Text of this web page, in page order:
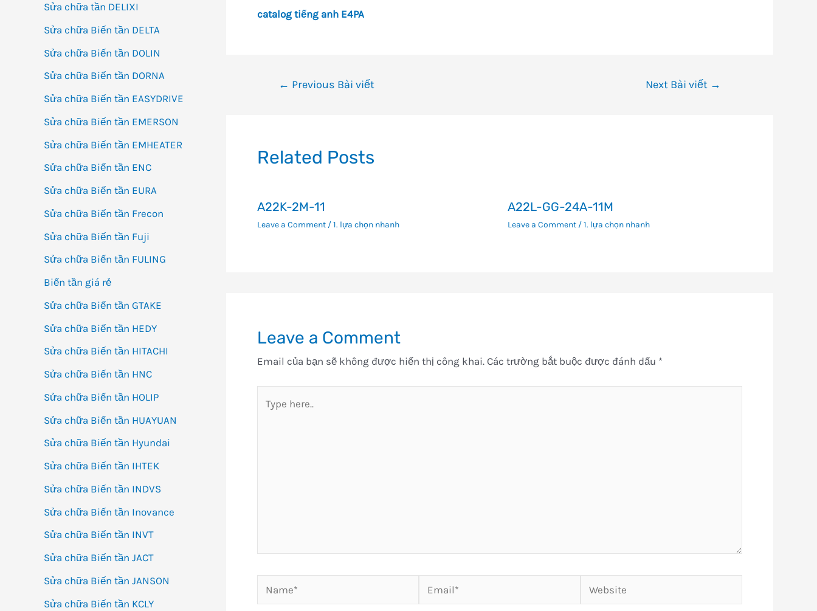
Sửa chữa tần DELIXI
Sửa chữa Biến tần DELTA
Sửa chữa Biến tần DOLIN
Sửa chữa Biến tần DORNA
Sửa chữa Biến tần EASYDRIVE
Sửa chữa Biến tần EMERSON
Sửa chữa Biến tần EMHEATER
Sửa chữa Biến tần ENC
Sửa chữa Biến tần EURA
Sửa chữa Biến tần Frecon
Sửa chữa Biến tần Fuji
Sửa chữa Biến tần FULING
Biến tần giá rẻ
Sửa chữa Biến tần GTAKE
Sửa chữa Biến tần HEDY
Sửa chữa Biến tần HITACHI
Sửa chữa Biến tần HNC
Sửa chữa Biến tần HOLIP
Sửa chữa Biến tần HUAYUAN
Sửa chữa Biến tần Hyundai
Sửa chữa Biến tần IHTEK
Sửa chữa Biến tần INDVS
Sửa chữa Biến tần Inovance
Sửa chữa Biến tần INVT
Sửa chữa Biến tần JACT
Sửa chữa Biến tần JANSON
Sửa chữa Biến tần KCLY
catalog tiếng anh E4PA
Điều← Previous Bài viết Next Bài viết →
Related Posts
A22K-2M-11
Leave a Comment /1. lựa chọn nhanh
A22L-GG-24A-11M
Leave a Comment /1. lựa chọn nhanh
Leave a Comment
Email của bạn sẽ không được hiển thị công khai. Các trường bắt buộc được đánh dấu *
here..
Name* Email* Website